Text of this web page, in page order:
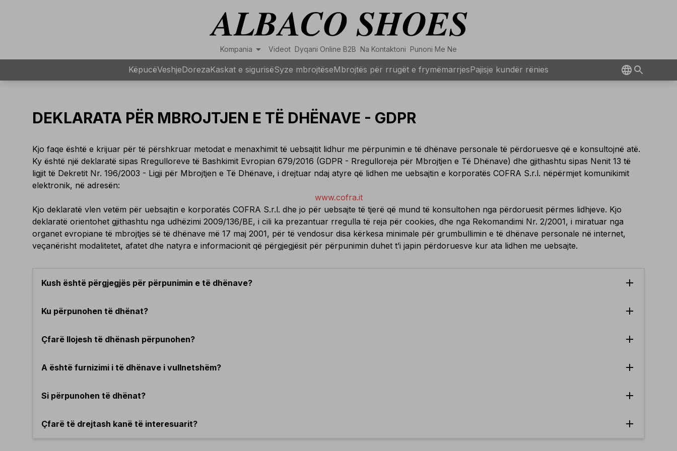
Kompania arrow_drop_down Videot Dyqani Online B2B Na Kontaktoni Punoni Me Ne
KëpucëVeshjeDorezaKaskat e sigurisëSyze mbrojtëseMbrojtës për rrugët e frymëmarrjesPajisje kundër rënies
DEKLARATA PËR MBROJTJEN E TË DHËNAVE - GDPR
Kjo faqe është e krijuar për të përshkruar metodat e menaxhimit të uebsajtit lidhur me përpunimin e të dhënave personale të përdoruesve që e konsultojnë atë.
Ky është një deklaratë sipas Rregulloreve të Bashkimit Evropian 679/2016 (GDPR - Rregulloreja për Mbrojtjen e Të Dhënave) dhe gjithashtu sipas Nenit 13 të
ligjit të Dekretit Nr. 196/2003 - Ligji për Mbrojtjen e Të Dhënave, i drejtuar ndaj atyre që lidhen me uebsajtin e korporatës COFRA S.r.l. nëpërmjet komunikimit
elektronik, në adresën:
www.cofra.it
Kjo deklaratë vlen vetëm për uebsajtin e korporatës COFRA S.r.l. dhe jo për uebsajte të tjerë që mund të konsultohen nga përdoruesit përmes lidhjeve. Kjo
deklaratë orientohet gjithashtu nga udhëzimi 2009/136/BE, i cili ka prezantuar rregulla të reja për cookies, dhe nga Rekomandimi Nr. 2/2001, i miratuar nga
organet evropiane të mbrojtjes së të dhënave më 17 maj 2001, për të vendosur disa kërkesa minimale për grumbullimin e të dhënave personale në internet,
veçanërisht modalitetet, afatet dhe natyra e informacionit që përgjegjësit për përpunimin duhet t’i japin përdoruesve kur ata lidhen me uebsajte.
Kush është përgjegjës për përpunimin e të dhënave? add
Ku përpunohen të dhënat? add
Çfarë llojesh të dhënash përpunohen? add
A është furnizimi i të dhënave i vullnetshëm? add
Si përpunohen të dhënat? add
Çfarë të drejtash kanë të interesuarit? add